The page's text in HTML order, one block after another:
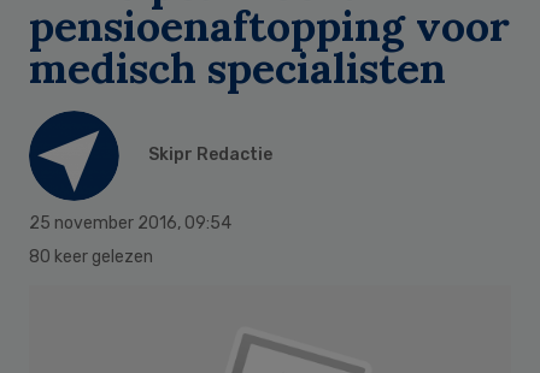
pensioenaftopping voor
medisch specialisten
Skipr Redactie
25 november 2016, 09:54
80 keer gelezen